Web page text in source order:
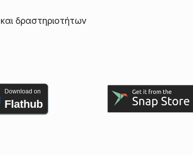
δραστηριοτήτων
Download on
Flathub